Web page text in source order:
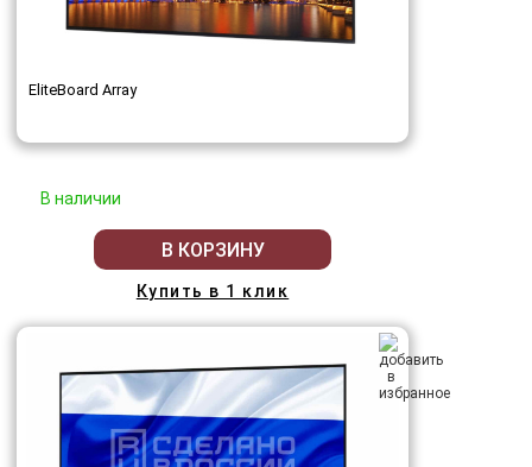
EliteBoard Array
В наличии
В КОРЗИНУ
Купить в 1 клик